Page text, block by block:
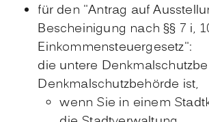
für den "Antrag auf
Bescheinigung nach §§ 7 i,
Einkommensteuergesetz":
die untere
Denkmalschutzbehörde ist,
wenn Sie in einem